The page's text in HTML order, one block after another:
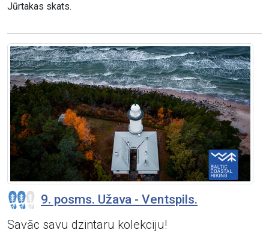
Jūrtakas skats.
9. posms. Užava - Ventspils.
Savāc savu dzintaru kolekciju!